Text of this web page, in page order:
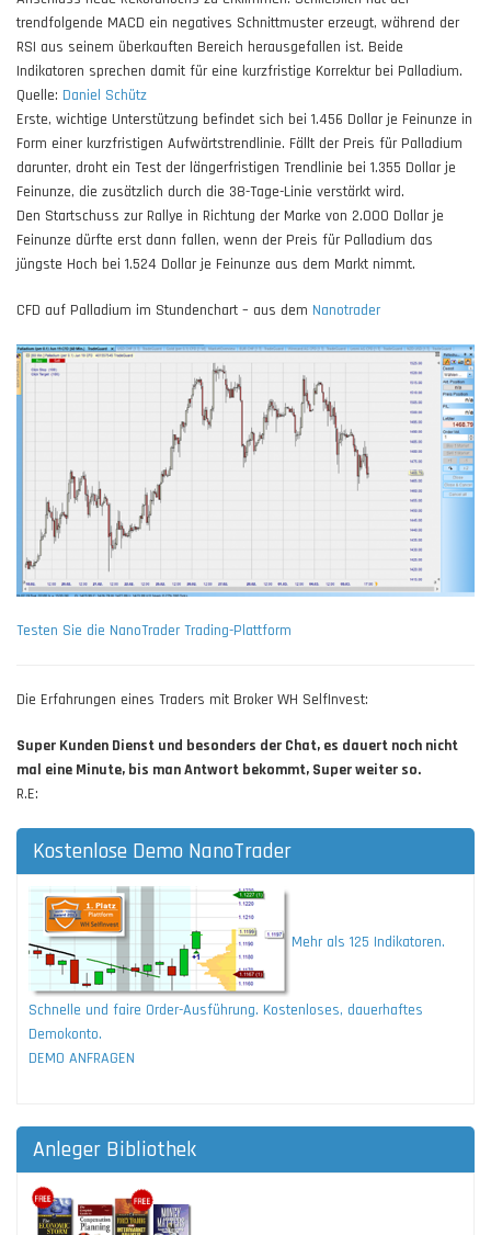
trendfolgende MACD ein negatives Schnittmuster erzeugt, während der
RSI aus seinem überkauften Bereich herausgefallen ist. Beide
Indikatoren sprechen damit für eine kurzfristige Korrektur bei Palladium.
Quelle: Daniel Schütz
Erste, wichtige Unterstützung befindet sich bei 1.456 Dollar je Feinunze in
Form einer kurzfristigen Aufwärtstrendlinie. Fällt der Preis für Palladium
darunter, droht ein Test der längerfristigen Trendlinie bei 1.355 Dollar je
Feinunze, die zusätzlich durch die 38-Tage-Linie verstärkt wird.
Den Startschuss zur Rallye in Richtung der Marke von 2.000 Dollar je
Feinunze dürfte erst dann fallen, wenn der Preis für Palladium das
jüngste Hoch bei 1.524 Dollar je Feinunze aus dem Markt nimmt.
CFD auf Palladium im Stundenchart – aus dem Nanotrader
Testen Sie die NanoTrader Trading-Plattform
Die Erfahrungen eines Traders mit Broker WH SelfInvest:
Super Kunden Dienst und besonders der Chat, es dauert noch nicht
mal eine Minute, bis man Antwort bekommt, Super weiter so.
R.E:
Kostenlose Demo NanoTrader
Mehr als 125 Indikatoren.
Schnelle und faire Order-Ausführung. Kostenloses, dauerhaftes
Demokonto.
DEMO ANFRAGEN
Anleger Bibliothek